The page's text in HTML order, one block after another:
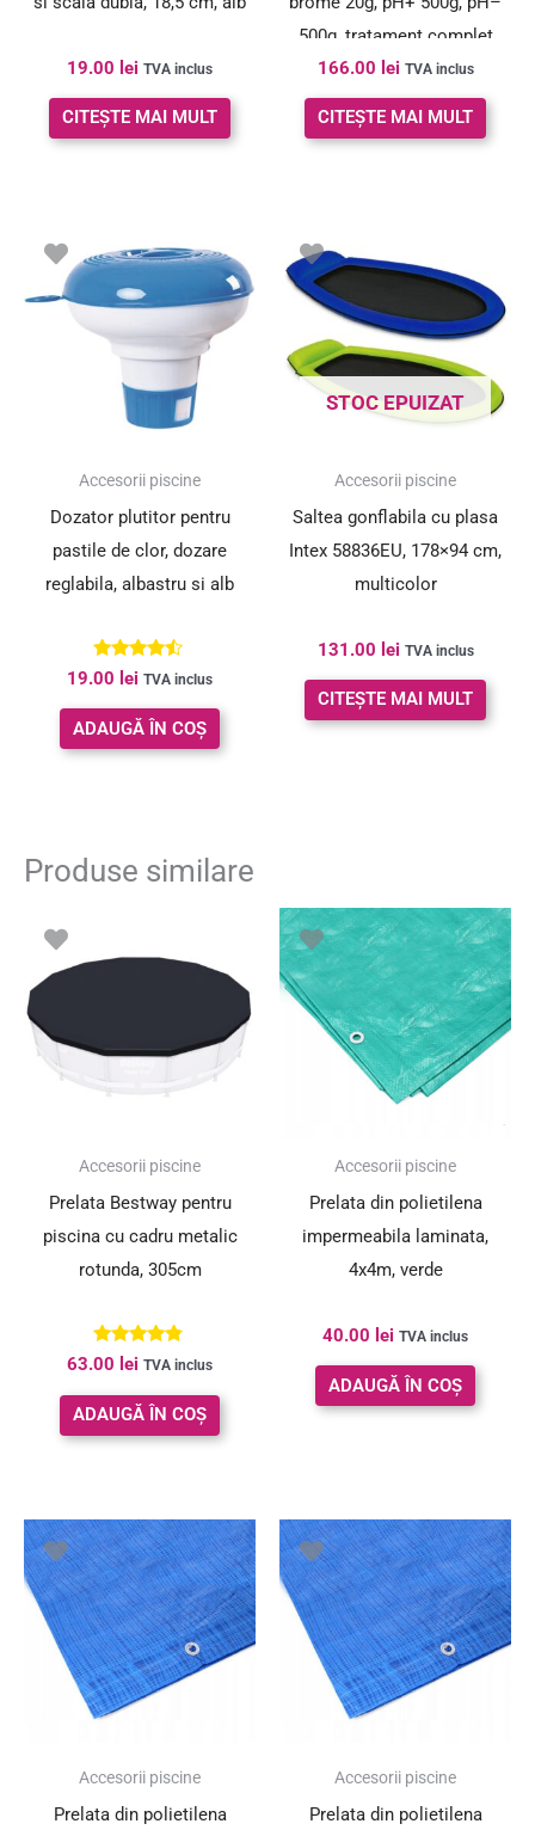
19.00 lei TVA inclus
CITEȘTE MAI MULT
500g, tratament complet
apa
166.00 lei TVA inclus
CITEȘTE MAI MULT
Accesorii piscine
Dozator plutitor pentru
pastile de clor, dozare
reglabila, albastru si alb
Evaluat la
4.33
din 5
19.00 lei TVA inclus
ADAUGĂ ÎN COȘ
STOC EPUIZAT
Accesorii piscine
Saltea gonflabila cu plasa
Intex 58836EU, 178×94 cm,
multicolor
131.00 lei TVA inclus
CITEȘTE MAI MULT
Produse similare
Accesorii piscine
Prelata Bestway pentru
piscina cu cadru metalic
rotunda, 305cm
Evaluat la
4.67
din 5
63.00 lei TVA inclus
ADAUGĂ ÎN COȘ
Accesorii piscine
Prelata din polietilena
impermeabila laminata,
4x4m, verde
40.00 lei TVA inclus
ADAUGĂ ÎN COȘ
Accesorii piscine
Prelata din polietilena
Accesorii piscine
Prelata din polietilena